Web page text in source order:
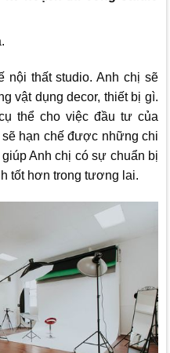
nội thất studio. Anh chị sẽ
vật dụng decor, thiết bị gì.
thể cho việc đầu tư của
hạn chế được những chi
Anh chị có sự chuẩn bị
tốt hơn trong tương lai.